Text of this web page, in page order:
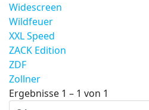
Widescreen
Wildfeuer
XXL Speed
ZACK Edition
ZDF
Zollner
Ergebnisse 1 – 1 von 1